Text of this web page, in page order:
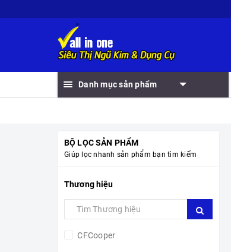
Danh mục sản phẩm
BỘ LỌC SẢN PHẨM
Giúp lọc nhanh sản phẩm bạn tìm kiếm
Thương hiệu
CFCooper